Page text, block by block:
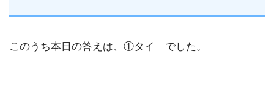
このうち本日の答えは、①タイ でした。